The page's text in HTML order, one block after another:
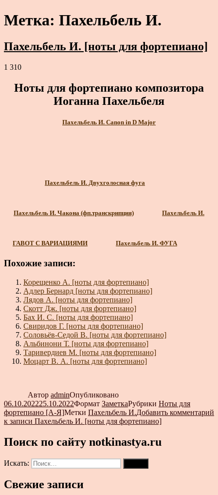
Метка: Пахельбель И.
Пахельбель И. [ноты для фортепиано]
1 310
Ноты для фортепиано композитора
Иоганна Пахельбеля
Пахельбель И. Canon in D Major
Пахельбель И. Двухголосная фуга
Пахельбель И. Чакона (фп.транскрипция) Пахельбель И.
ГАВОТ С ВАРИАЦИЯМИ Пахельбель И. ФУГА
Похожие записи:
Корещенко А. [ноты для фортепиано]
Адлер Бернард [ноты для фортепиано]
Лядов А. [ноты для фортепиано]
Скотт Дж. [ноты для фортепиано]
Бах И. С. [ноты для фортепиано]
Свиридов Г. [ноты для фортепиано]
Соловьёв-Седой В. [ноты для фортепиано]
Альбинони Т. [ноты для фортепиано]
Таривердиев М. [ноты для фортепиано]
Моцарт В. А. [ноты для фортепиано]
Автор adminОпубликовано
06.10.202225.10.2022Формат ЗаметкаРубрики Ноты для
фортепиано [А-Я]Метки Пахельбель И.Добавить комментарий
к записи Пахельбель И. [ноты для фортепиано]
Поиск по сайту notkinastya.ru
Искать:
Свежие записи